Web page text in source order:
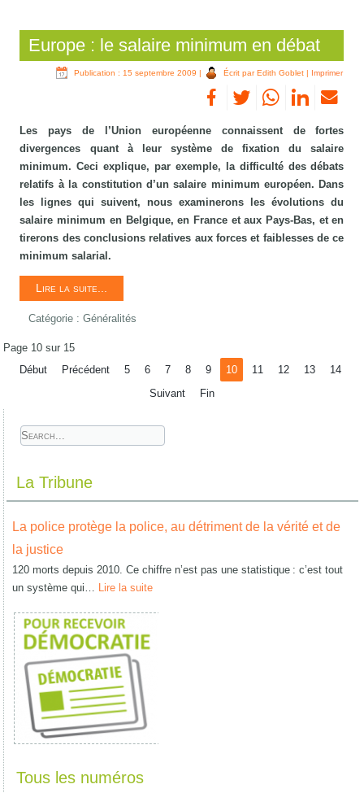
Europe : le salaire minimum en débat
Publication : 15 septembre 2009 | Écrit par Edith Goblet | Imprimer
Les pays de l’Union européenne connaissent de fortes
divergences quant à leur système de fixation du salaire
minimum. Ceci explique, par exemple, la difficulté des débats
relatifs à la constitution d’un salaire minimum européen. Dans
les lignes qui suivent, nous examinerons les évolutions du
salaire minimum en Belgique, en France et aux Pays-Bas, et en
tirerons des conclusions relatives aux forces et faiblesses de ce
minimum salarial.
Lire la suite...
Catégorie :Généralités
Page 10 sur 15
Début
Précédent 5 6 7 8 9 10 11 12 13
14
Suivant
Fin
La Tribune
La police protège la police, au détriment de la vérité et de
la justice
120 morts depuis 2010. Ce chiffre n’est pas une statistique : c’est tout
un système qui… Lire la suite
Tous les numéros